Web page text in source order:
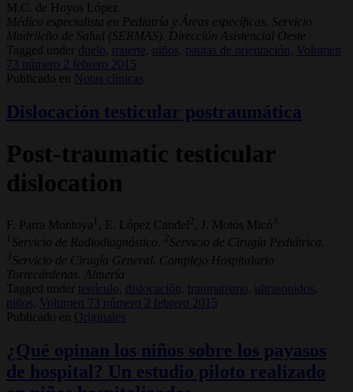
M.C. de Hoyos López
Médico especialista en Pediatría y Áreas específicas. Servicio
Madrileño de Salud (SERMAS). Dirección Asistencial Oeste
Tagged under
duelo, muerte, niños, pautas de orientación,
Volumen
73 número 2 febrero 2015
Publicado en
Notas clínicas
Dislocación testicular postraumática
Post-traumatic testicular
dislocation
F. Parra Montoya 1 , E. López Candel , J. Motos Micó 3
1 Servicio de Radiodiagnóstico. 2 Servicio de Cirugía Pediátrica.
3 Servicio de Cirugía General. Complejo Hospitalario
Torrecárdenas. Almería
Tagged under
testículo, dislocación, traumatismo, ultrasonidos,
niños,
Volumen 73 número 2 febrero 2015
Publicado en
Originales
¿Qué opinan los niños sobre los payasos
de hospital? Un estudio piloto realizado